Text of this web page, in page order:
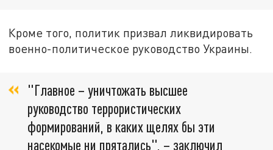
Кроме того, политик призвал ликвидировать
военно-политическое руководство Украины.
"Главное – уничтожать высшее
руководство террористических
формирований, в каких щелях бы эти
насекомые ни прятались", – заключил